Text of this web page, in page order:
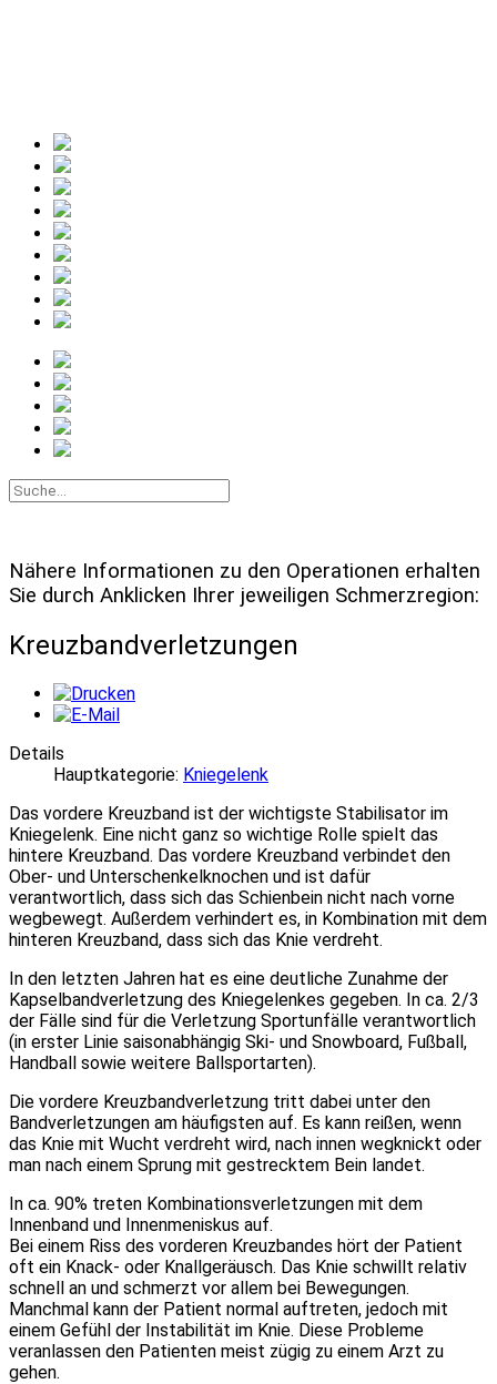
Nähere Informationen zu den Operationen erhalten
Sie durch Anklicken Ihrer jeweiligen Schmerzregion:
Kreuzbandverletzungen
Details
Hauptkategorie: Kniegelenk
Das vordere Kreuzband ist der wichtigste Stabilisator im
Kniegelenk. Eine nicht ganz so wichtige Rolle spielt das
hintere Kreuzband. Das vordere Kreuzband verbindet den
Ober- und Unterschenkelknochen und ist dafür
verantwortlich, dass sich das Schienbein nicht nach vorne
wegbewegt. Außerdem verhindert es, in Kombination mit dem
hinteren Kreuzband, dass sich das Knie verdreht.
In den letzten Jahren hat es eine deutliche Zunahme der
Kapselbandverletzung des Kniegelenkes gegeben. In ca. 2/3
der Fälle sind für die Verletzung Sportunfälle verantwortlich
(in erster Linie saisonabhängig Ski- und Snowboard, Fußball,
Handball sowie weitere Ballsportarten).
Die vordere Kreuzbandverletzung tritt dabei unter den
Bandverletzungen am häufigsten auf. Es kann reißen, wenn
das Knie mit Wucht verdreht wird, nach innen wegknickt oder
man nach einem Sprung mit gestrecktem Bein landet.
In ca. 90% treten Kombinationsverletzungen mit dem
Innenband und Innenmeniskus auf.
Bei einem Riss des vorderen Kreuzbandes hört der Patient
oft ein Knack- oder Knallgeräusch. Das Knie schwillt relativ
schnell an und schmerzt vor allem bei Bewegungen.
Manchmal kann der Patient normal auftreten, jedoch mit
einem Gefühl der Instabilität im Knie. Diese Probleme
veranlassen den Patienten meist zügig zu einem Arzt zu
gehen.